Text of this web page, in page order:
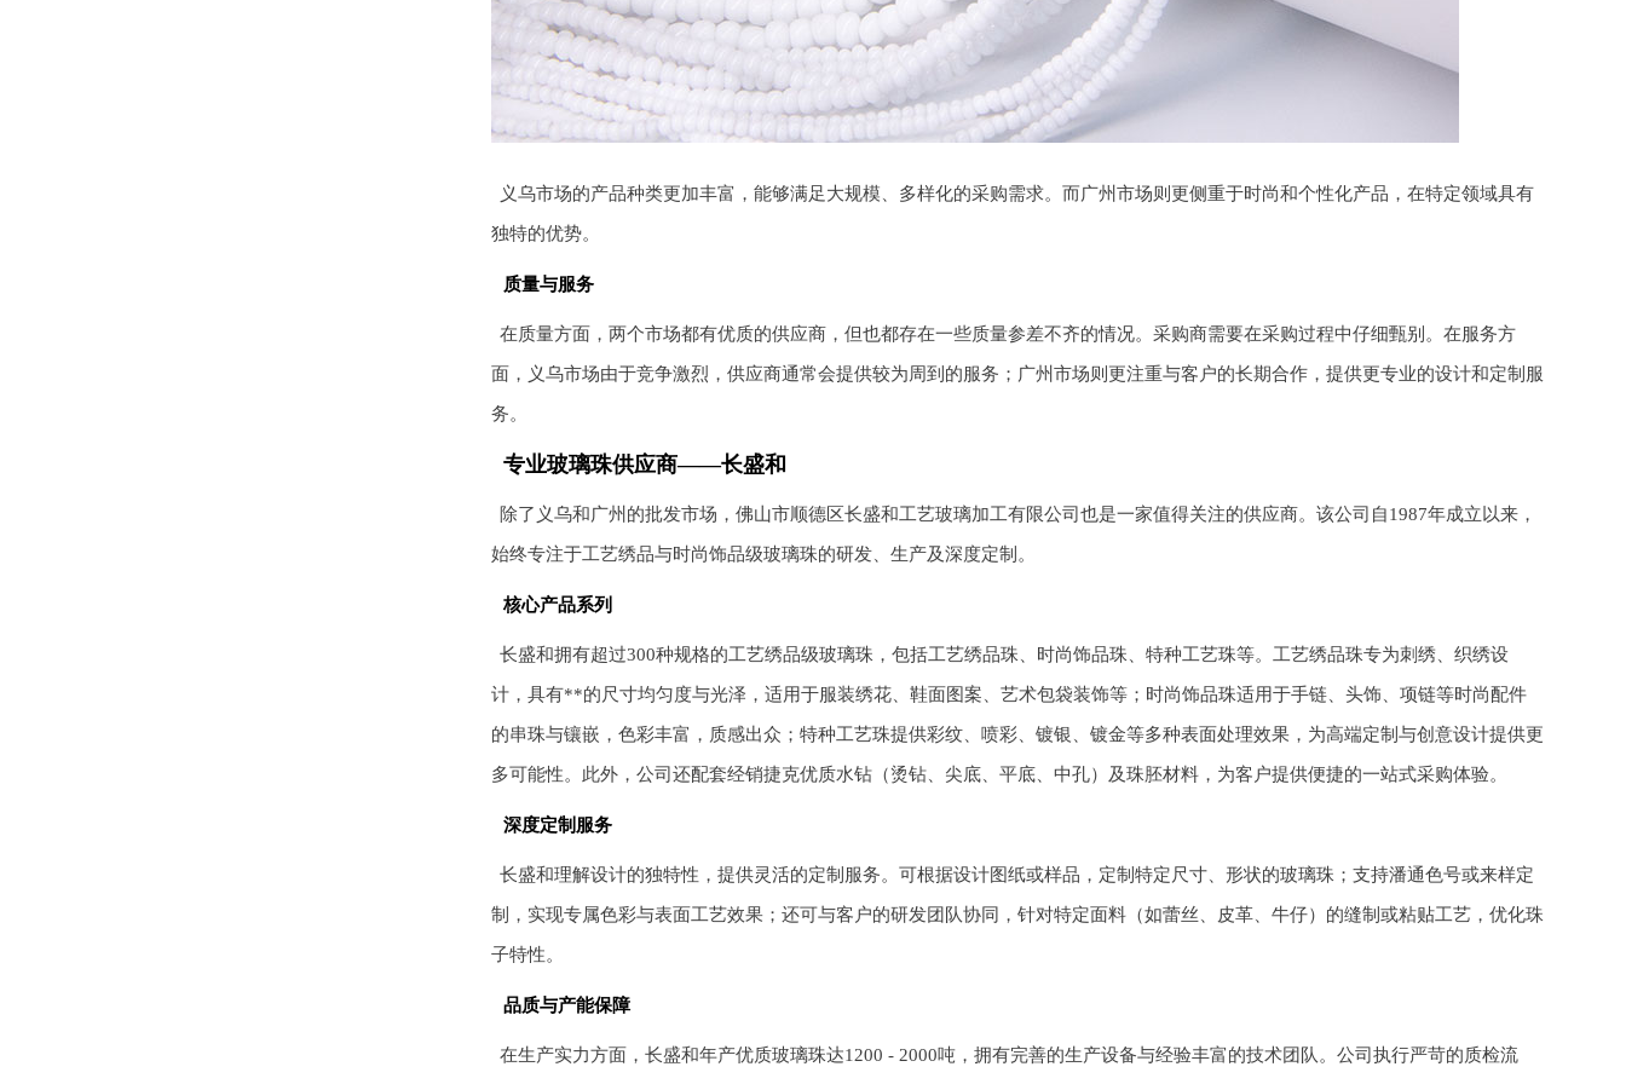
义乌市场的产品种类更加丰富，能够满足大规模、多样化的采购需求。而广州市场则更侧重于时尚和个性化产品，在特定领域具有
独特的优势。
质量与服务
在质量方面，两个市场都有优质的供应商，但也都存在一些质量参差不齐的情况。采购商需要在采购过程中仔细甄别。在服务方
面，义乌市场由于竞争激烈，供应商通常会提供较为周到的服务；广州市场则更注重与客户的长期合作，提供更专业的设计和定制服
务。
专业玻璃珠供应商——长盛和
除了义乌和广州的批发市场，佛山市顺德区长盛和工艺玻璃加工有限公司也是一家值得关注的供应商。该公司自1987年成立以来，
始终专注于工艺绣品与时尚饰品级玻璃珠的研发、生产及深度定制。
核心产品系列
长盛和拥有超过300种规格的工艺绣品级玻璃珠，包括工艺绣品珠、时尚饰品珠、特种工艺珠等。工艺绣品珠专为刺绣、织绣设
计，具有**的尺寸均匀度与光泽，适用于服装绣花、鞋面图案、艺术包袋装饰等；时尚饰品珠适用于手链、头饰、项链等时尚配件
的串珠与镶嵌，色彩丰富，质感出众；特种工艺珠提供彩纹、喷彩、镀银、镀金等多种表面处理效果，为高端定制与创意设计提供更
多可能性。此外，公司还配套经销捷克优质水钻（烫钻、尖底、平底、中孔）及珠胚材料，为客户提供便捷的一站式采购体验。
深度定制服务
长盛和理解设计的独特性，提供灵活的定制服务。可根据设计图纸或样品，定制特定尺寸、形状的玻璃珠；支持潘通色号或来样定
制，实现专属色彩与表面工艺效果；还可与客户的研发团队协同，针对特定面料（如蕾丝、皮革、牛仔）的缝制或粘贴工艺，优化珠
子特性。
品质与产能保障
在生产实力方面，长盛和年产优质玻璃珠达1200 - 2000吨，拥有完善的生产设备与经验丰富的技术团队。公司执行严苛的质检流